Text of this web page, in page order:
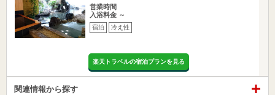
営業時間
入浴料金 ～
宿泊 冷え性
楽天トラベルの宿泊プランを見る
関連情報から探す